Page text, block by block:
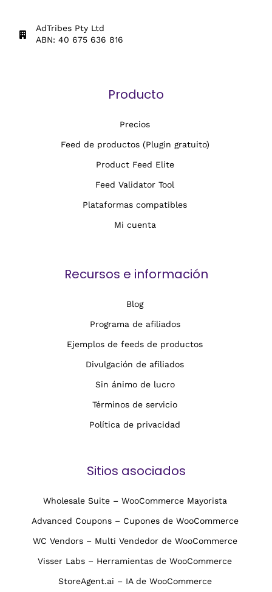
AdTribes Pty Ltd
ABN: 40 675 636 816
Producto
Precios
Feed de productos (Plugin gratuito)
Product Feed Elite
Feed Validator Tool
Plataformas compatibles
Mi cuenta
Recursos e información
Blog
Programa de afiliados
Ejemplos de feeds de productos
Divulgación de afiliados
Sin ánimo de lucro
Términos de servicio
Política de privacidad
Sitios asociados
Wholesale Suite – WooCommerce Mayorista
Advanced Coupons – Cupones de WooCommerce
WC Vendors – Multi Vendedor de WooCommerce
Visser Labs – Herramientas de WooCommerce
StoreAgent.ai – IA de WooCommerce